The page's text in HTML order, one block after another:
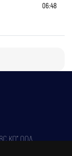
06:48
КО" ООД,